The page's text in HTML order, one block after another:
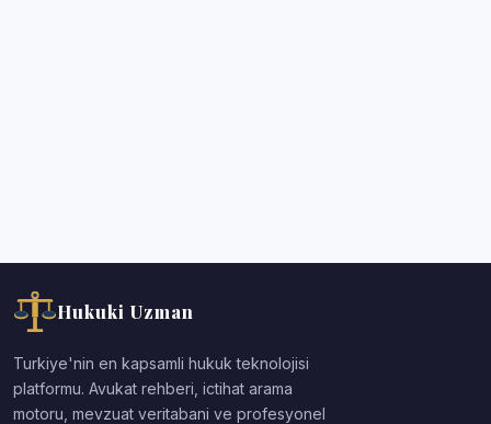
Hukuki Uzman
Turkiye'nin en kapsamli hukuk teknolojisi
platformu. Avukat rehberi, ictihat arama
motoru, mevzuat veritabani ve profesyonel